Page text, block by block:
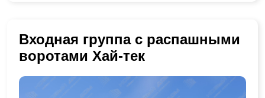
Входная группа с распашными
воротами Хай-тек